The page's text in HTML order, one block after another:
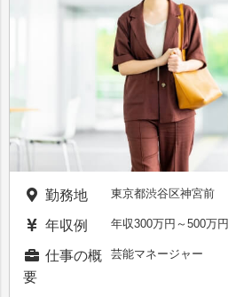
勤務地 東京都渋谷区神宮前
年収例 年収300万円～500万円
仕事の概
要
芸能マネージャー